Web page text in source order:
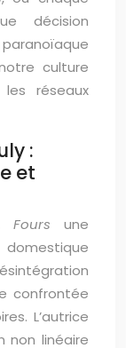
décision
culture
réseaux
:
et
Fours une
confrontée
L’autrice
non linéaire